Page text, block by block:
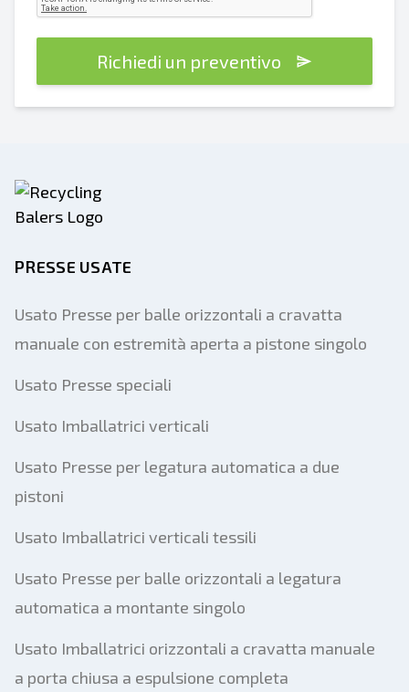
Richiedi un preventivo
PRESSE USATE
Usato Presse per balle orizzontali a cravatta
manuale con estremità aperta a pistone singolo
Usato Presse speciali
Usato Imballatrici verticali
Usato Presse per legatura automatica a due
pistoni
Usato Imballatrici verticali tessili
Usato Presse per balle orizzontali a legatura
automatica a montante singolo
Usato Imballatrici orizzontali a cravatta manuale
a porta chiusa a espulsione completa